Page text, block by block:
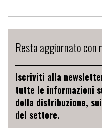
Resta aggiornato con
Iscriviti alla
tutte le informazioni
della distribuzione,
del settore.